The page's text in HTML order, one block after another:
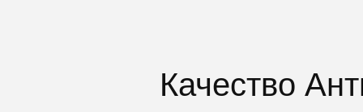
Качество